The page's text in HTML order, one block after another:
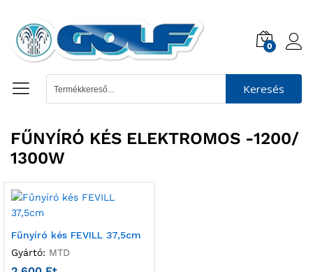
0
Keresés
FŰNYÍRÓ KÉS ELEKTROMOS -1200/
1300W
Fűnyíró kés FEVILL 37,5cm
Gyártó: MTD